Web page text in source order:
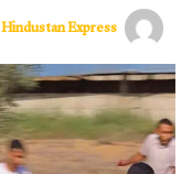
Hindustan Express